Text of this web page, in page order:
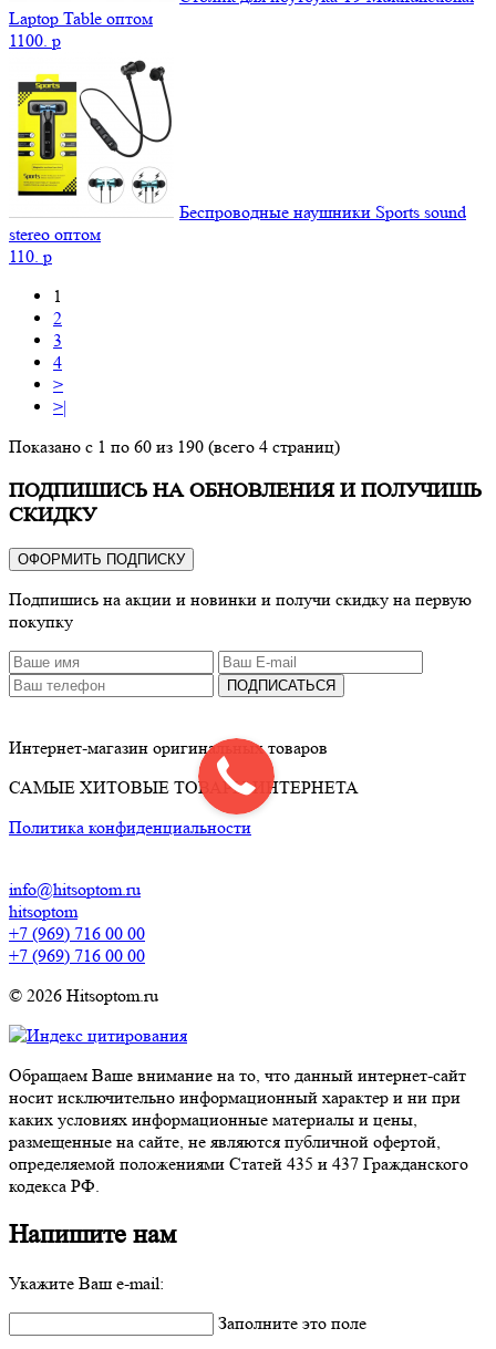
Laptop Table оптом
1100. p
Беспроводные наушники Sports sound
stereo оптом
110. p
1
2
3
4
>
>|
Показано с 1 по 60 из 190 (всего 4 страниц)
ПОДПИШИСЬ НА ОБНОВЛЕНИЯ И ПОЛУЧИШЬ
СКИДКУ
ОФОРМИТЬ ПОДПИСКУ
Подпишись на акции и новинки и получи скидку на первую
покупку
ПОДПИСАТЬСЯ
Интернет-магазин оригинальных товаров
САМЫЕ ХИТОВЫЕ ТОВАРЫ ИНТЕРНЕТА
Политика конфиденциальности
info@hitsoptom.ru
hitsoptom
+7 (969) 716 00 00
+7 (969) 716 00 00
© 2026 Hitsoptom.ru
Обращаем Ваше внимание на то, что данный интернет-сайт
носит исключительно информационный характер и ни при
каких условиях информационные материалы и цены,
размещенные на сайте, не являются публичной офертой,
определяемой положениями Статей 435 и 437 Гражданского
кодекса РФ.
Напишите нам
Укажите Ваш e-mail:
Заполните это поле